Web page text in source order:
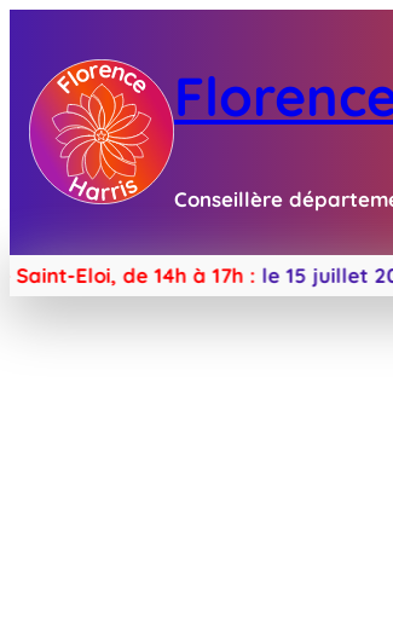
Conseillère
Eloi, de 14h à 17h : le 15 juillet 2026 ;